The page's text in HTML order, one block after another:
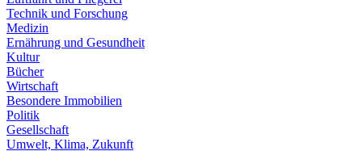
Technik und Forschung
Medizin
Ernährung und Gesundheit
Kultur
Bücher
Wirtschaft
Besondere Immobilien
Politik
Gesellschaft
Umwelt, Klima, Zukunft